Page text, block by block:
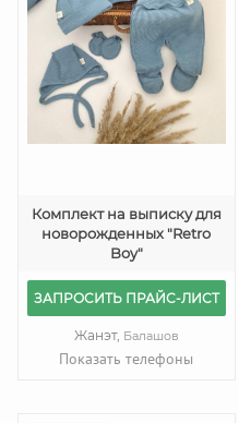
Комплект на выписку для
новорожденных "Retro
Boy"
ЗАПРОСИТЬ ПРАЙС-ЛИСТ
Жанэт, Балашов
Показать телефоны